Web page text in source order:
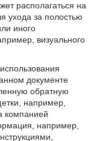
располагаться на
ухода за полостью
иного
визуального
документе
обратную
например,
компанией
например,